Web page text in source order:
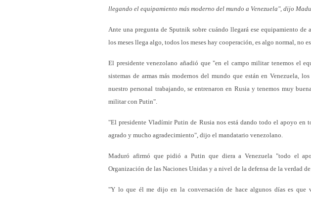
llegando el equipamiento más moderno del mundo a Venezuela", dijo
Ante una pregunta de Sputnik sobre cuándo llegará ese equipamiento de
los meses llega algo, todos los meses hay cooperación, es algo normal, no
El presidente venezolano añadió que "en el campo militar tenemos el
sistemas de armas más modernos del mundo que están en Venezuela,
nuestro personal trabajando, se entrenaron en Rusia y tenemos muy
militar con Putin".
"El presidente Vladímir Putin de Rusia nos está dando todo el apoyo en
agrado y mucho agradecimiento", dijo el mandatario venezolano.
Maduró afirmó que pidió a Putin que diera a Venezuela "todo el
Organización de las Naciones Unidas y a nivel de la defensa de la verdad
"Y lo que él me dijo en la conversación de hace algunos días es que